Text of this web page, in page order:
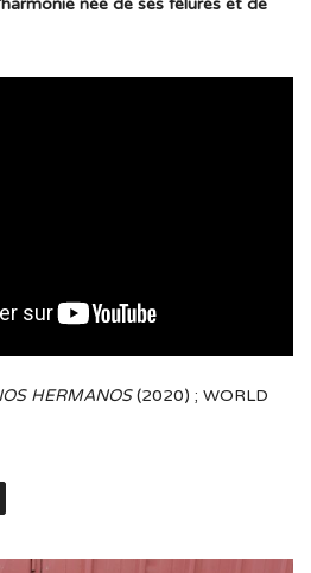
HERMANOS(2020) ; WORLD